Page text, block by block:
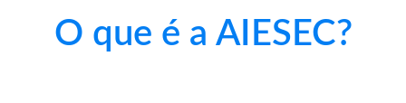
O que é a AIESEC?